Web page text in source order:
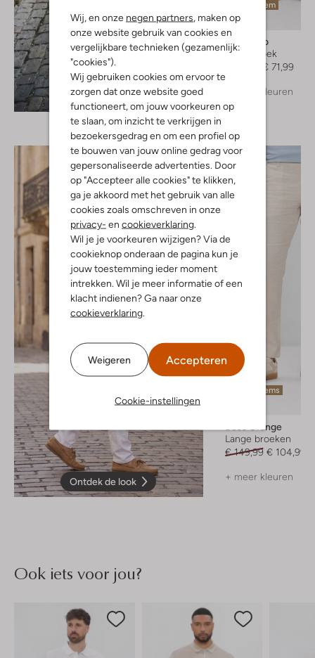
Wij, en onze negen partners, maken op
onze website gebruik van cookies en
vergelijkbare technieken (gezamenlijk:
"cookies").
Wij gebruiken cookies om ervoor te
zorgen dat onze website goed
functioneert, om jouw voorkeuren op
te slaan, om inzicht te verkrijgen in
bezoekersgedrag en om een profiel op
te bouwen van jouw online gedrag voor
gepersonaliseerde advertenties. Door
op "Accepteer alle cookies" te klikken,
ga je akkoord met het gebruik van alle
cookies zoals omschreven in onze
privacy- en cookieverklaring.
Wil je je voorkeuren wijzigen? Via de
cookieknop onderaan de pagina kun je
jouw toestemming ieder moment
intrekken. Wil je meer informatie of een
klacht indienen? Ga naar onze
cookieverklaring.
Weigeren Accepteren
Cookie-instellingen
Ontdek de look
Laatste item
-20%
Profuomo
Korte broek
€ 71,99
+ meer kleuren
Ontdek de look
Laatste items
Boss Orange
Lange broeken
€ 149,99 € 104,99
+ meer kleuren
Ook iets voor jou?